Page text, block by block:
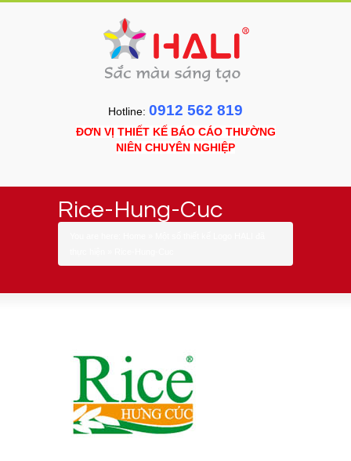
Hotline: 0912 562 819
ĐƠN VỊ THIẾT KẾ BÁO CÁO THƯỜNG
NIÊN CHUYÊN NGHIỆP
Rice-Hung-Cuc